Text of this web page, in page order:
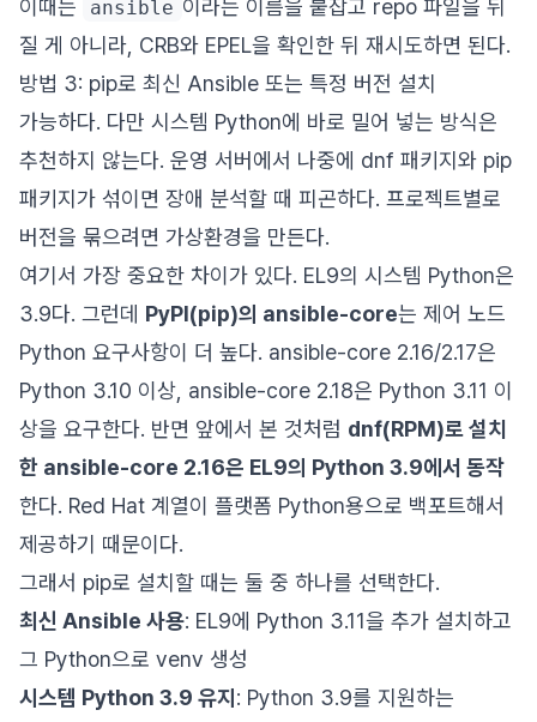
이때는 ansible 이라는 이름을 붙잡고 repo 파일을 뒤
질 게 아니라, CRB와 EPEL을 확인한 뒤 재시도하면 된다.
방법 3: pip로 최신 Ansible 또는 특정 버전 설치
가능하다. 다만 시스템 Python에 바로 밀어 넣는 방식은
추천하지 않는다. 운영 서버에서 나중에 dnf 패키지와 pip
패키지가 섞이면 장애 분석할 때 피곤하다. 프로젝트별로
버전을 묶으려면 가상환경을 만든다.
여기서 가장 중요한 차이가 있다. EL9의 시스템 Python은
3.9다. 그런데 PyPI(pip)의 ansible-core는 제어 노드
Python 요구사항이 더 높다. ansible-core 2.16/2.17은
Python 3.10 이상, ansible-core 2.18은 Python 3.11 이
상을 요구한다. 반면 앞에서 본 것처럼 dnf(RPM)로 설치
한 ansible-core 2.16은 EL9의 Python 3.9에서 동작
한다. Red Hat 계열이 플랫폼 Python용으로 백포트해서
제공하기 때문이다.
그래서 pip로 설치할 때는 둘 중 하나를 선택한다.
최신 Ansible 사용: EL9에 Python 3.11을 추가 설치하고
그 Python으로 venv 생성
시스템 Python 3.9 유지 : Python 3.9를 지원하는